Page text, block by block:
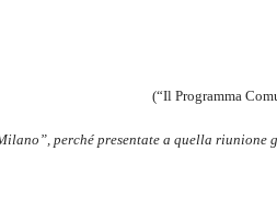
(“Il Programma
perché presentate a quella riunione